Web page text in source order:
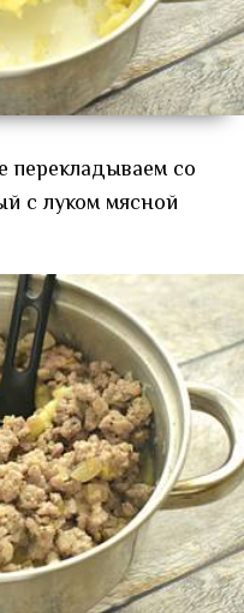
перекладываем со
с луком мясной